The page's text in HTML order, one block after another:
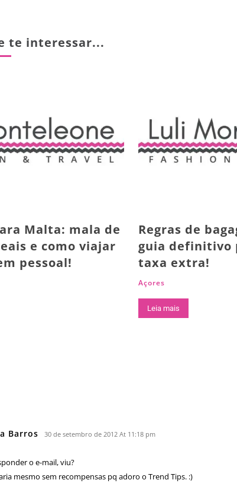
te interessar...
Malta: mala de
e como viajar
pessoal!
Regras de
guia definitivo
taxa extra!
Açores
Leia mais
Barros 30 de setembro de 2012 At 11:18 pm
o e-mail, viu?
mesmo sem recompensas pq adoro o Trend Tips. :)